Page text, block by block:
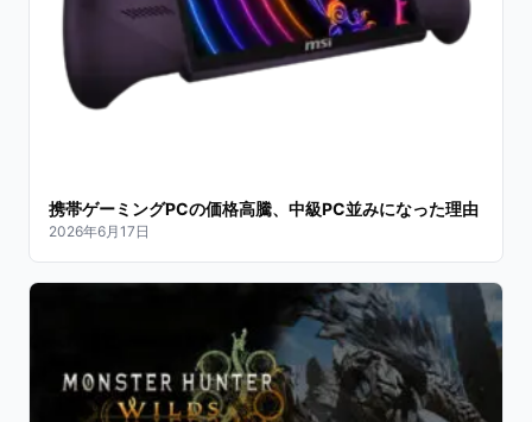
携帯ゲーミングPCの価格高騰、中級PC並みになった理由
2026年6月17日